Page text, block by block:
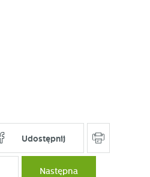
Udostępnij
Następna